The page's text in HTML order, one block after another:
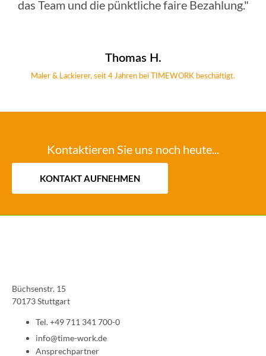
das Team und die pünktliche faire Bezahlung."
Thomas H.
Maler & Lackierer, seit 4 Jahren bei TIMEWORK beschäftigt.
Kontaktieren Sie uns noch heute...
KONTAKT AUFNEHMEN
Büchsenstr. 15
70173 Stuttgart
Tel. +49 711 341 700-0
info@time-work.de
Ansprechpartner